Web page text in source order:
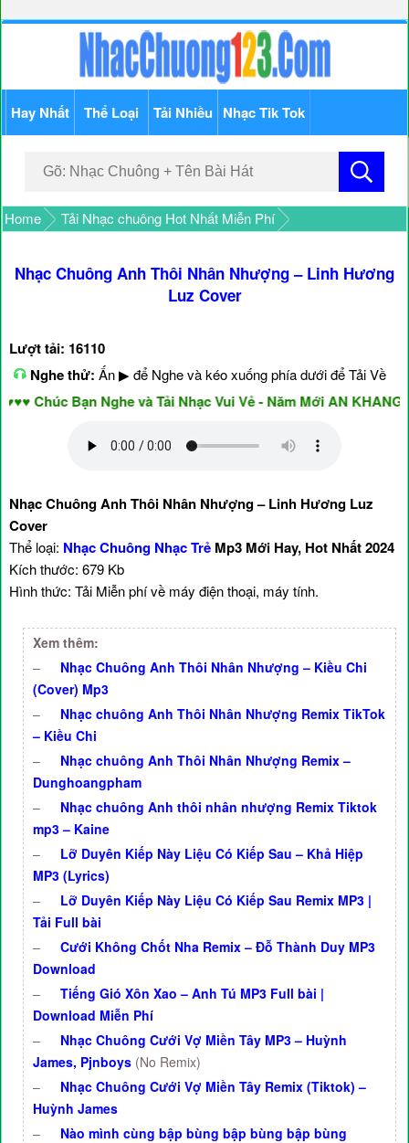
Hay Nhất Thể Loại Tải Nhiều Nhạc Tik Tok
Home Tải Nhạc chuông Hot Nhất Miễn Phí
Nhạc Chuông Anh Thôi Nhân Nhượng – Linh Hương
Luz Cover
Lượt tải: 16110
Nghe thử: Ấn ▶ để Nghe và kéo xuống phía dưới để Tải Về
Bạn Nghe và Tải Nhạc Vui Vẻ - Năm Mới AN KHANG &
Nhạc Chuông Anh Thôi Nhân Nhượng – Linh Hương Luz
Cover
Thể loại: Nhạc Chuông Nhạc Trẻ Mp3 Mới Hay, Hot Nhất 2024
Kích thước: 679 Kb
Hình thức: Tải Miễn phí về máy điện thoại, máy tính.
Xem thêm:
–
Nhạc Chuông Anh Thôi Nhân Nhượng – Kiều Chi
(Cover) Mp3
–
Nhạc chuông Anh Thôi Nhân Nhượng Remix TikTok
– Kiều Chi
–
Nhạc chuông Anh Thôi Nhân Nhượng Remix –
Dunghoangpham
–
Nhạc chuông Anh thôi nhân nhượng Remix Tiktok
mp3 – Kaine
–
Lỡ Duyên Kiếp Này Liệu Có Kiếp Sau – Khả Hiệp
MP3 (Lyrics)
–
Lỡ Duyên Kiếp Này Liệu Có Kiếp Sau Remix MP3 |
Tải Full bài
–
Cưới Không Chốt Nha Remix – Đỗ Thành Duy MP3
Download
–
Tiếng Gió Xôn Xao – Anh Tú MP3 Full bài |
Download Miễn Phí
–
Nhạc Chuông Cưới Vợ Miền Tây MP3 – Huỳnh
James, Pjnboys (No Remix)
–
Nhạc Chuông Cưới Vợ Miền Tây Remix (Tiktok) –
Huỳnh James
–
Nào mình cùng bập bùng bập bùng bập bùng